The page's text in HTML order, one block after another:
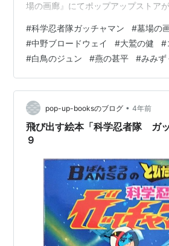
場の画廊』にてポップアップストア
使用したアパレル商品や生活雑貨、
作品パネルやフォトスポットもあり
トになっています。個人的にはジャ
いので欲しいです♪ 目玉商品は変身
ーメランですね。期間は4月18日（
迄です。会期は前期・後期に分かれ…
#科学忍者隊ガッチャマン #墓場の
#中野ブロードウェイ #大鷲の健 #
#白鳥のジュン #燕の甚平 #みみず
pop-up-booksのブログ • 4年前
飛び出す絵本「科学忍者隊 ガ
９